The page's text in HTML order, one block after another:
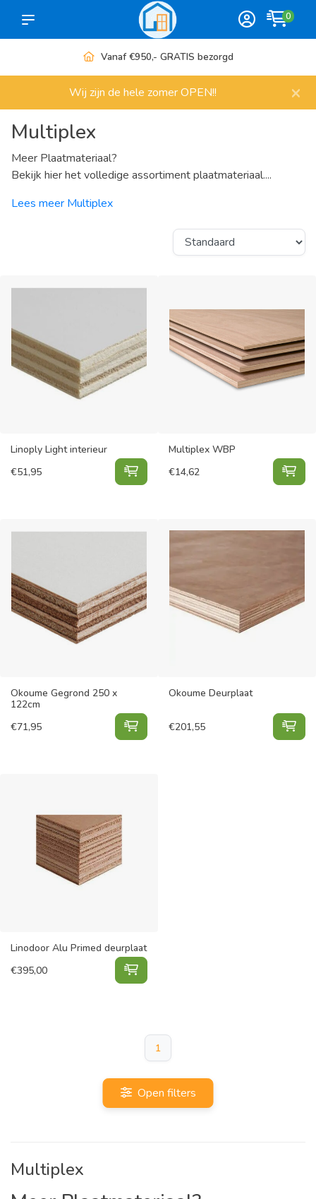
0
Meer dan 1000 artikelen
Wij zijn de hele zomer OPEN!! ×
Multiplex
Meer Plaatmateriaal?
Bekijk hier het volledige assortiment plaatmateriaal....
Lees meer Multiplex
Linoply Light interieur
€51,95 Linoply Light interieur toevoegen
Multiplex WBP
€14,62
Okoume Gegrond 250 x
122cm
€71,95 Okoume Gegrond 250 x 122cm
Okoume Deurplaat
€201,55
Linodoor Alu Primed deurplaat
€395,00 Linodoor Alu Primed deurplaat
1
Open filters
Multiplex